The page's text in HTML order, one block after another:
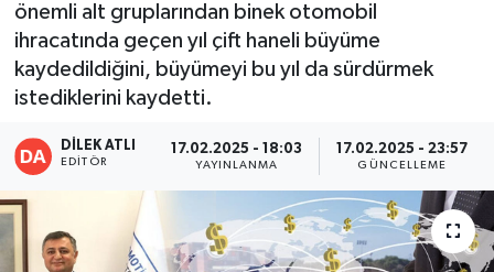
önemli alt gruplarından binek otomobil
ihracatında geçen yıl çift haneli büyüme
kaydedildiğini, büyümeyi bu yıl da sürdürmek
istediklerini kaydetti.
DİLEK ATLI
EDITÖR
17.02.2025 - 18:03
YAYINLANMA
17.02.2025 - 23:57
GÜNCELLEME